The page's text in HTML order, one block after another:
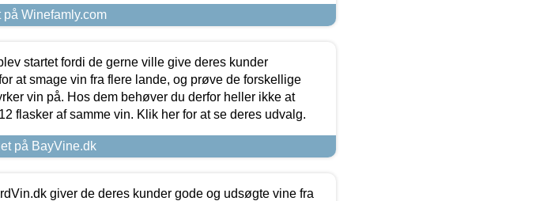
på Winefamly.com
startet fordi de gerne ville give deres kunder
at smage vin fra flere lande, og prøve de forskellige
vin på. Hos dem behøver du derfor heller ikke at
flasker af samme vin. Klik her for at se deres udvalg.
på BayVine.dk
giver de deres kunder gode og udsøgte vine fra